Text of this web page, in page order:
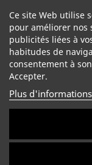
Ce site Web utilise
pour améliorer nos
publicités liées à
habitudes de
consentement à
Accepter.
Plus d'informations